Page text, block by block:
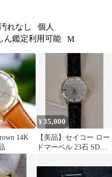
れなし
個人
ん鑑定利用可能 M
14K
¥35,000
【美品】セイコー ロー
ドマーベル 23石 SD文